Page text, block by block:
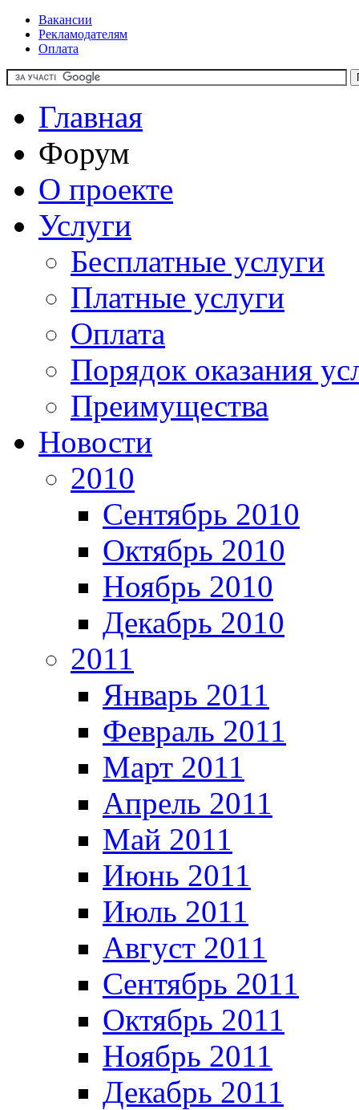
Вакансии
Рекламодателям
Оплата
Главная
Форум
О проекте
Услуги
Бесплатные услуги
Платные услуги
Оплата
Порядок оказания
Преимущества
Новости
2010
Сентябрь 2010
Октябрь 2010
Ноябрь 2010
Декабрь 2010
2011
Январь 2011
Февраль 2011
Март 2011
Апрель 2011
Май 2011
Июнь 2011
Июль 2011
Август 2011
Сентябрь 2011
Октябрь 2011
Ноябрь 2011
Декабрь 2011